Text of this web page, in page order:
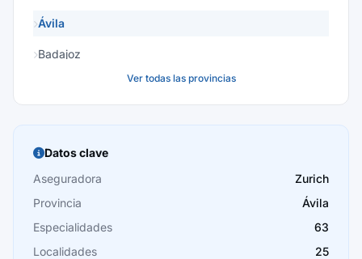
Ávila
Badajoz
Burgos
Cáceres
Cádiz
Cantabria
Ver todas las provincias
Datos clave
Aseguradora
Zurich
Provincia
Ávila
Especialidades
63
Localidades
25